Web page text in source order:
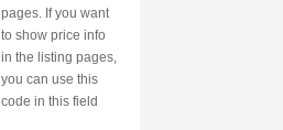
pages. If you want
to show price info
in the listing pages,
you can use this
code in this field